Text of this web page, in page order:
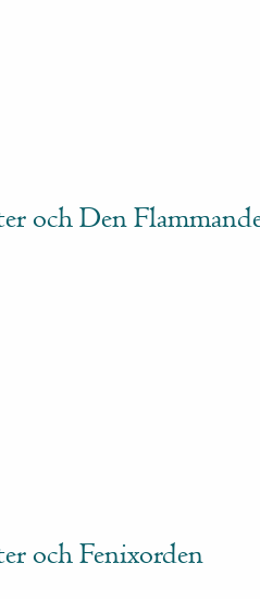
och Den
och Fenixorden